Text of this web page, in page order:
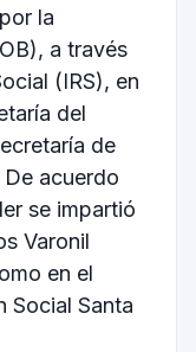
la
a través
(IRS), en
del
de
acuerdo
se impartió
Varonil
en el
Social Santa